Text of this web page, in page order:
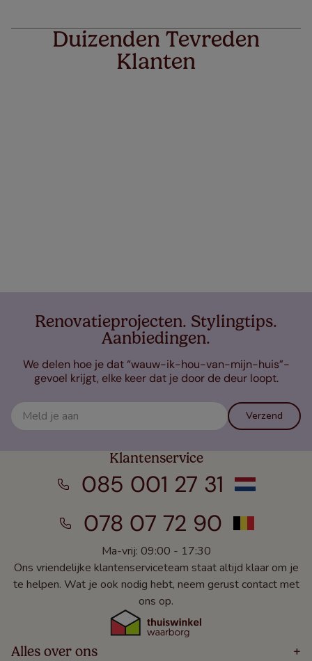
Duizenden Tevreden
Klanten
Renovatieprojecten. Stylingtips.
Aanbiedingen.
We delen hoe je dat “wauw-ik-hou-van-mijn-huis”-
gevoel krijgt, elke keer dat je door de deur loopt.
Verzend
Klantenservice
085 001 27 31
078 07 72 90
Ma-vrij: 09:00 - 17:30
Ons vriendelijke klantenserviceteam staat altijd klaar om je
te helpen. Wat je ook nodig hebt, neem gerust contact met
ons op.
Alles over ons +